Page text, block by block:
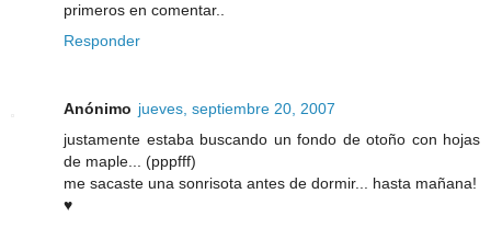
primeros en comentar..
Responder
Anónimo jueves, septiembre 20, 2007
justamente estaba buscando un fondo de otoño con hojas
de maple... (pppfff)
me sacaste una sonrisota antes de dormir... hasta mañana!
♥